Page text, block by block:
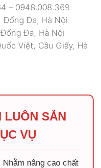
– 0948.008.369
Đống Đa, Hà Nội
Đa, Hà Nội
Việt, Cầu Giấy, Hà
LUÔN SẴN
VỤ
nâng cao chất